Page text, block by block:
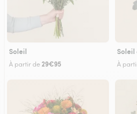
Soleil
À partir de29€95
Soleil
À